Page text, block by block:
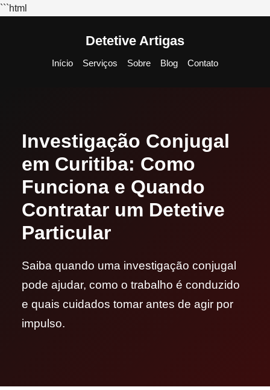
```html
Detetive Artigas
Início Serviços Sobre Blog Contato
Investigação Conjugal
em Curitiba: Como
Funciona e Quando
Contratar um Detetive
Particular
Saiba quando uma investigação conjugal
pode ajudar, como o trabalho é conduzido
e quais cuidados tomar antes de agir por
impulso.